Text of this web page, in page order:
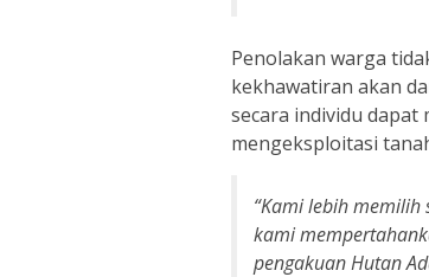
Penolakan warga
kekhawatiran akan
secara individu
mengeksploitasi
“Kami lebih
kami
pengakuan Hutan